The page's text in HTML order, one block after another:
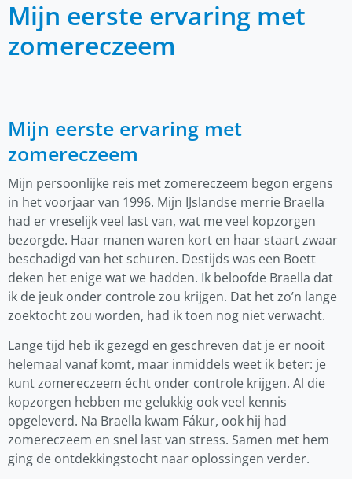
Mijn eerste ervaring met
zomereczeem
Mijn eerste ervaring met
zomereczeem
Mijn persoonlijke reis met zomereczeem begon ergens
in het voorjaar van 1996. Mijn IJslandse merrie Braella
had er vreselijk veel last van, wat me veel kopzorgen
bezorgde. Haar manen waren kort en haar staart zwaar
beschadigd van het schuren. Destijds was een Boett
deken het enige wat we hadden. Ik beloofde Braella dat
ik de jeuk onder controle zou krijgen. Dat het zo’n lange
zoektocht zou worden, had ik toen nog niet verwacht.
Lange tijd heb ik gezegd en geschreven dat je er nooit
helemaal vanaf komt, maar inmiddels weet ik beter: je
kunt zomereczeem écht onder controle krijgen. Al die
kopzorgen hebben me gelukkig ook veel kennis
opgeleverd. Na Braella kwam Fákur, ook hij had
zomereczeem en snel last van stress. Samen met hem
ging de ontdekkingstocht naar oplossingen verder.